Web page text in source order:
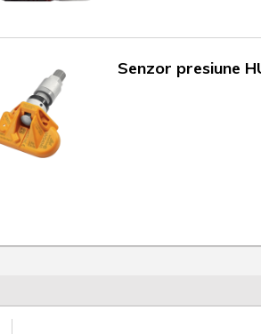
Senzor presiune